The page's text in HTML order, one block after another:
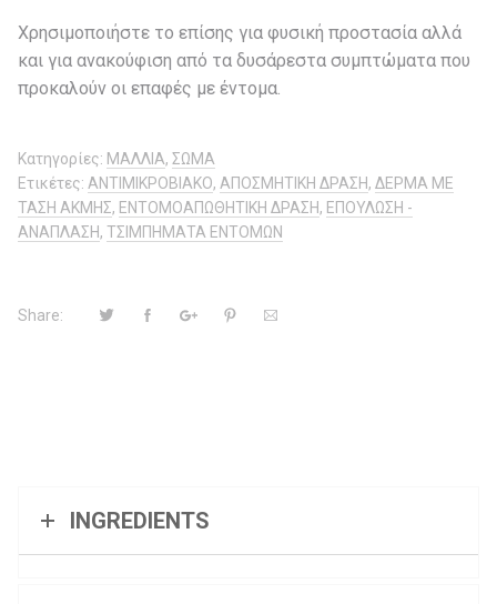
Χρησιμοποιήστε το επίσης για φυσική προστασία αλλά
και για ανακούφιση από τα δυσάρεστα συμπτώματα που
προκαλούν οι επαφές με έντομα.
Κατηγορίες: ΜΑΛΛΙΑ, ΣΩΜΑ
Ετικέτες: ΑΝΤΙΜΙΚΡΟΒΙΑΚΟ, ΑΠΟΣΜΗΤΙΚΗ ΔΡΑΣΗ, ΔΕΡΜΑ ΜΕ
ΤΑΣΗ ΑΚΜΗΣ, ΕΝΤΟΜΟΑΠΩΘΗΤΙΚΗ ΔΡΑΣΗ, ΕΠΟΥΛΩΣΗ -
ΑΝΑΠΛΑΣΗ, ΤΣΙΜΠΗΜΑΤΑ ΕΝΤΟΜΩΝ
Share:
INGREDIENTS